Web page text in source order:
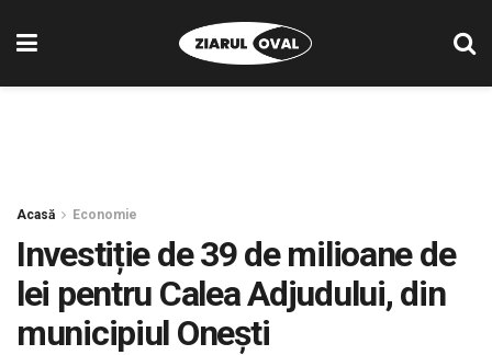
Acasă Economie
Investiție de 39 de milioane de
lei pentru Calea Adjudului, din
municipiul Onești